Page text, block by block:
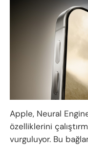
Apple, Neural
özelliklerini
vurguluyor. Bu